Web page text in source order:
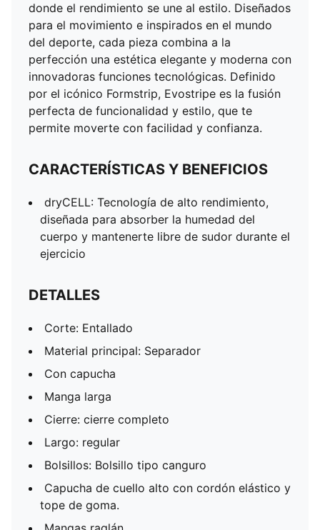
donde el rendimiento se une al estilo. Diseñados
para el movimiento e inspirados en el mundo
del deporte, cada pieza combina a la
perfección una estética elegante y moderna con
innovadoras funciones tecnológicas. Definido
por el icónico Formstrip, Evostripe es la fusión
perfecta de funcionalidad y estilo, que te
permite moverte con facilidad y confianza.
CARACTERÍSTICAS Y BENEFICIOS
dryCELL: Tecnología de alto rendimiento,
diseñada para absorber la humedad del
cuerpo y mantenerte libre de sudor durante el
ejercicio
DETALLES
Corte: Entallado
Material principal: Separador
Con capucha
Manga larga
Cierre: cierre completo
Largo: regular
Bolsillos: Bolsillo tipo canguro
Capucha de cuello alto con cordón elástico y
tope de goma.